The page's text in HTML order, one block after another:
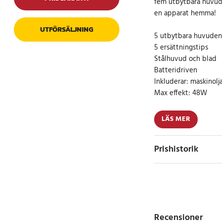
UTFÖRSÄLJNING
en apparat hemma!
5 utbytbara huvuden
5 ersättningstips
Stålhuvud och blad
Batteridriven
Inkluderar:
Max effekt: 48W
Letar du efter en
snygg frisyr och raka
är en professionell
ergonomiska formen
och kombinationen
frisyr. Det är möjligt
LÄS MER
Prishistorik
Recensioner